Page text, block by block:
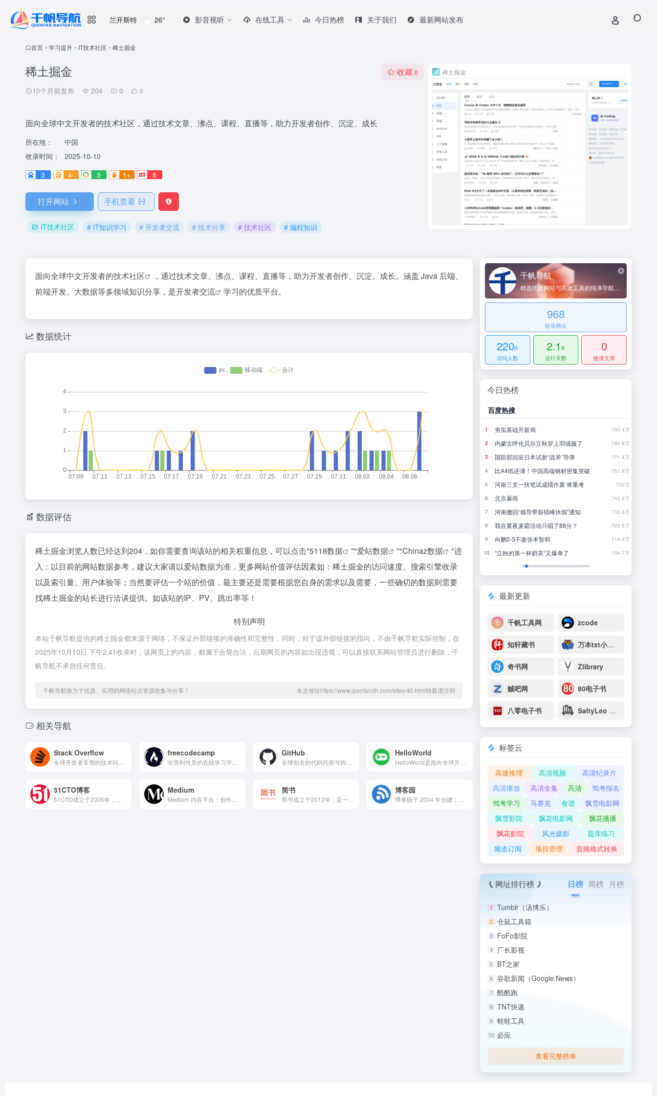
兰开斯特 26° 影音视听 在线工具 今日热榜 关于我们 最新网站发布
首页 • 学习提升 • IT技术社区 • 稀土掘金
稀土掘金
10个月前发布 204 0 0
收藏 0
面向全球中文开发者的技术社区，通过技术文章、沸点、课程、直播等，助力开发者创作、沉淀、成长
所在地：
中国
收录时间：
2025-10-10
3
4- 3 1+ 8
打开网站 手机查看
IT技术社区 # IT知识学习 # 开发者交流 # 技术分享 # 技术社区 # 编程知识
稀土掘金
面向全球中文开发者的技术社区
，通过技术文章、沸点、课程、直播等，助力开发者创作、沉淀、成长。涵盖 Java 后端、
前端开发、大数据等多领域知识分享，是开发者交流 学习的优质平台。
数据统计
数据评估
稀土掘金浏览人数已经达到204，如你需要查询该站的相关权重信息，可以点击"5118数据 ""爱站数据 ""Chinaz数据
"进
入；以目前的网站数据参考，建议大家请以爱站数据为准，更多网站价值评估因素如：稀土掘金的访问速度、搜索引擎收录
以及索引量、用户体验等；当然要评估一个站的价值，最主要还是需要根据您自身的需求以及需要，一些确切的数据则需要
找稀土掘金的站长进行洽谈提供。如该站的IP、PV、跳出率等！
特别声明
本站千帆导航提供的稀土掘金都来源于网络，不保证外部链接的准确性和完整性，同时，对于该外部链接的指向，不由千帆导航实际控制，在
2025年10月10日 下午2:41收录时，该网页上的内容，都属于合规合法，后期网页的内容如出现违规，可以直接联系网站管理员进行删除，千
帆导航不承担任何责任。
千帆导航致力于优质、实用的网络站点资源收集与分享！ 本文地址https://www.qianfandh.com/sites/40.html转载请注明
相关导航
Stack Overflow freecodecamp
非营利性质的在线学习平台，主要提供免费的编程与软件开发相关课程
GitHub
全球知名的代码托管与协作平台，供开发者存储、管理代码，支持版本控制与分支管理
HelloWorld
51CTO博客 Medium 简书
简书成立于2012年，是一个专注于写作、阅读与内容分享的社区平台，鼓励用户用文字表达观点、记录生活、传播知识，内容涵盖文学创作、职场经验、教育成长、技术分享、运营笔记、生活感悟等多个方向。
博客园
千帆导航
精选优质网站与高效工具的纯净导航平台
968
收录网址
220K
访问人数
2.1 K
运行天数
0
收录文章
今日热榜
36氪
1
花800块钱找点罪受
4
6 24小时健身房里，泡满了待业的年轻人
10 五路玩家齐下场，AI办公超级入口争夺战全面打响
百度热搜
1 夯实基础开新局 790.4万
2 内蒙古呼伦贝尔立秋穿上羽绒服了 780.9万
3 国防部回应日本试射“战斧”导弹 771.4万
4 比A4纸还薄！中国高端钢材密集突破 761.9万
5 河南三支一扶笔试成绩作废 将重考 752万
6 北京暴雨 742.9万
7 河南撤回“领导带薪错峰休假”通知 733.3万
8 我在夏夜麦霸活动只唱了88分？ 723.5万
9 向鹏0-3不敌张本智和 714.3万
10 “立秋的第一杯奶茶”又爆单了 704.7万
最新更新
千帆工具网 zcode
知轩藏书 万本txt小说下载网
奇书网 Zlibrary
贼吧网 80电子书
八零电子书 SaltyLeo 的书架
标签云
高速推理 高清视频
高清纪录片
高清播放
高清全集 高清
驾考报名
驾考学习
马赛克 食谱
飘雪电影网
飘雪影院
飘花电影网
飘花播播
飘花影院
风光摄影
题库练习
频道订阅
项目管理 音频格式转换
网址排行榜 日榜 周榜 月榜
1 Tumblr（汤博乐）
2 仓鼠工具箱
3 FoFo影院
4 厂长影视
5 BT之家
6 谷歌新闻（Google News）
7 酷酷跑
8 TNT快递
9 蛙蛙工具
10 必应
查看完整榜单